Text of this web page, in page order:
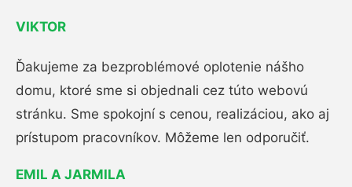
VIKTOR
Ďakujeme za bezproblémové oplotenie nášho
domu, ktoré sme si objednali cez túto webovú
stránku. Sme spokojní s cenou, realizáciou, ako aj
prístupom pracovníkov. Môžeme len odporučiť.
EMIL A JARMILA